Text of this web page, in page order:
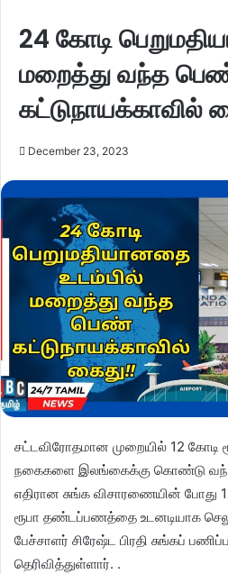
24 கோடி
மறைத்து வந்த
கட்டுநாயக்காவில்
December 23, 2023
சட்டவிரோதமான முறையில் 12 கோடி
நகைகளை இலங்கைக்கு கொண்டு
எதிரான சுங்க விசாரணையின் போது
ரூபா தண்டப்பணத்தை உடனடியாக
பேச்சாளர் சிரேஷ்ட பிரதி சுங்கப்
தெரிவித்துள்ளார். .